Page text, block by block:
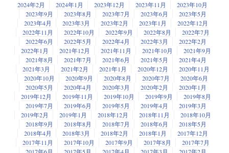
2024年2月 2024年1月 2023年12月 2023年11月
2023年10月
2023年9月
2023年8月 2023年7月 2023年6月
2023年5月
2023年4月
2023年3月 2023年2月 2023年1月
2022年12月
2022年11月
2022年10月 2022年9月 2022年8月
2022年7月
2022年6月
2022年5月 2022年4月 2022年3月
2022年2月
2022年1月
2021年12月 2021年11月 2021年10月
2021年9月
2021年8月
2021年7月 2021年6月 2021年5月
2021年4月
2021年3月
2021年2月 2021年1月 2020年12月
2020年11月
2020年10月
2020年9月 2020年8月 2020年7月
2020年6月
2020年5月
2020年4月 2020年3月 2020年2月
2020年1月
2019年12月
2019年11月 2019年10月 2019年9月
2019年8月
2019年7月
2019年6月 2019年5月 2019年4月
2019年3月
2019年2月
2019年1月 2018年12月 2018年11月
2018年10月
2018年9月
2018年8月 2018年7月 2018年6月
2018年5月
2018年4月
2018年3月 2018年2月 2018年1月
2017年12月
2017年11月
2017年10月 2017年9月 2017年8月
2017年7月